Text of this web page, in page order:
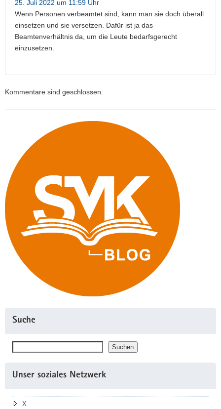
25. Juli 2022 um 11:59 Uhr
Wenn Personen verbeamtet sind, kann man sie doch überall
einsetzen und sie versetzen. Dafür ist ja das
Beamtenverhältnis da, um die Leute bedarfsgerecht
einzusetzen.
Kommentare sind geschlossen.
Suche
Suchen
Unser soziales Netzwerk
X